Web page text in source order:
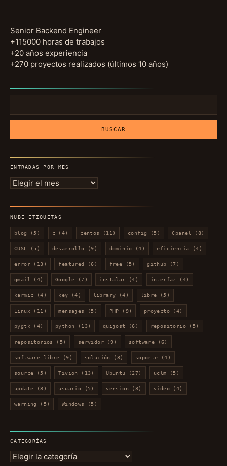
Senior Backend Engineer
+115000 horas de trabajos
+20 años experiencia
+270 proyectos realizados (últimos 10 años)
ENTRADAS POR MES
Entradas
mes
NUBE ETIQUETAS
blog (5) c (4) centos (11) config (5) Cpanel (8)
CUSL (5) desarrollo (9) dominio (4) eficiencia (4)
error(13) featured (6) free (5) github (7)
gmail (4) Google (7) instalar (4) interfaz (4)
karmic (4) key (4) library (4) libre (5)
Linux (11) mensajes (5) PHP (9) proyecto (4)
pygtk(4) python (13) quijost (6) repositorio (5)
repositorios (5) servidor(9) software (6)
software libre (9) solución (8) soporte (4)
source (5) Tivion (13) Ubuntu (27) uclm (5)
update (8) usuario (5) version (8) video (4)
warning (5) Windows (5)
CATEGORÍAS